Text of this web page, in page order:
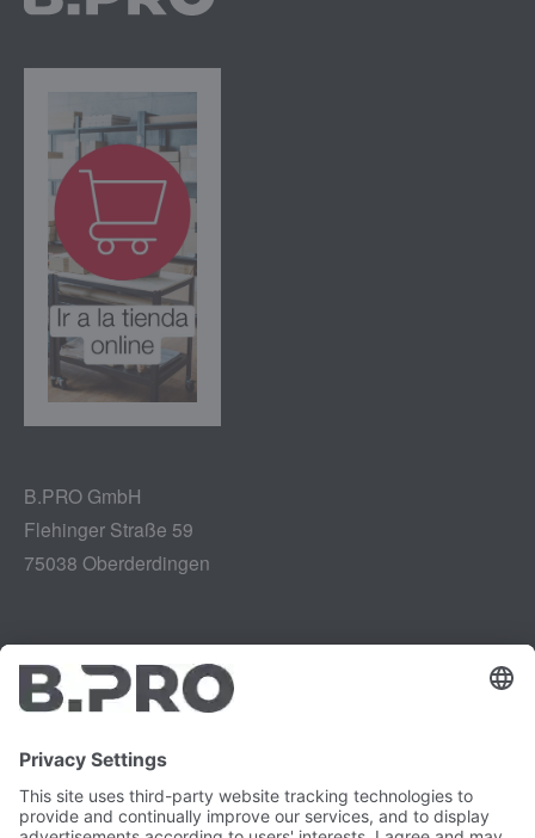
B.PRO GmbH
Flehinger Straße 59
75038 Oberderdingen
Aviso legal
Protección de datos
Referencias legales
Informe de vulnerabilidad
YouTube